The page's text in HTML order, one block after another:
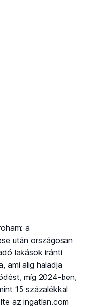
a
után országosan
lakások iránti
ami alig haladja
míg 2024-ben,
15 százalékkal
az ingatlan.com